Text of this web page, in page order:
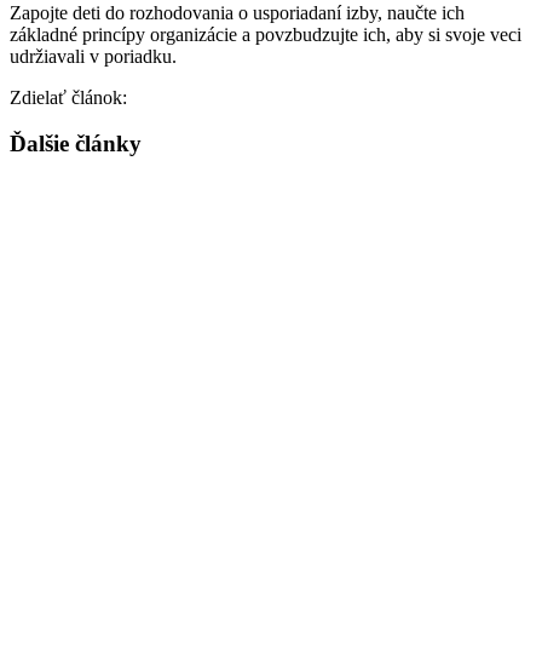
Zapojte deti do rozhodovania o usporiadaní izby, naučte ich
základné princípy organizácie a povzbudzujte ich, aby si svoje veci
udržiavali v poriadku.
Zdielať článok:
Ďalšie články